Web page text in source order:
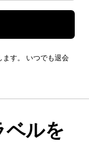
す。 いつでも退会
ルを